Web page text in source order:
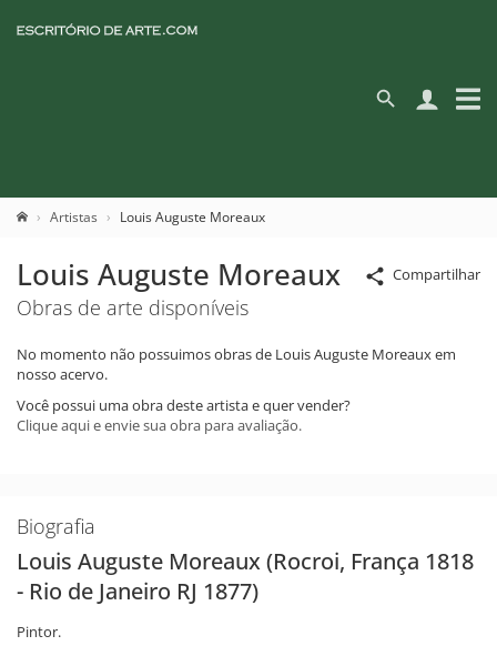
Artistas Louis Auguste Moreaux
Compartilhar
Louis Auguste Moreaux
Obras de arte disponíveis
No momento não possuimos obras de Louis Auguste Moreaux em
nosso acervo.
Você possui uma obra deste artista e quer vender?
Clique aqui e envie sua obra para avaliação.
Biografia
Louis Auguste Moreaux (Rocroi, França 1818
- Rio de Janeiro RJ 1877)
Pintor.